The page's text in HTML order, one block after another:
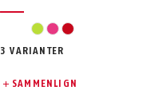
lysegrøn
pink
rød
3 VARIANTER
SAMMENLIGN